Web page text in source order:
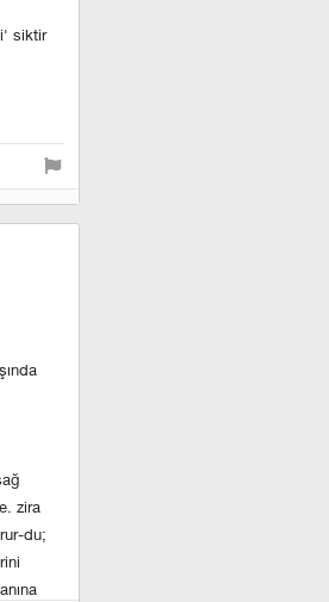
siktir
zira
du;